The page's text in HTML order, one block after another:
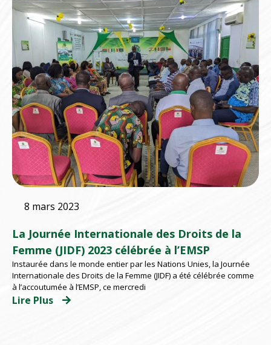
8 mars 2023
La Journée Internationale des Droits de la
Femme (JIDF) 2023 célébrée à l’EMSP
Instaurée dans le monde entier par les Nations Unies, la Journée
Internationale des Droits de la Femme (JIDF) a été célébrée comme
à l’accoutumée à l’EMSP, ce mercredi
Lire Plus